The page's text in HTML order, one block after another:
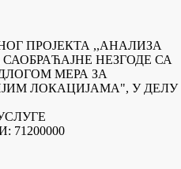
ПРОЈЕКТА ,,АНАЛИЗА
НЕЗГОДЕ СА
МЕРА ЗА
ЛОКАЦИЈАМА", У ДЕЛУ